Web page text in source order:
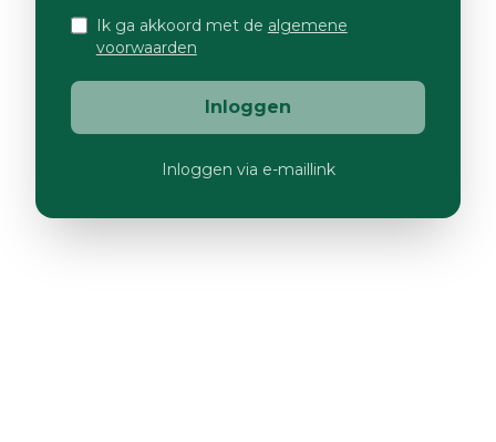
Ik ga akkoord met de algemene
voorwaarden
Inloggen
Inloggen via e-maillink